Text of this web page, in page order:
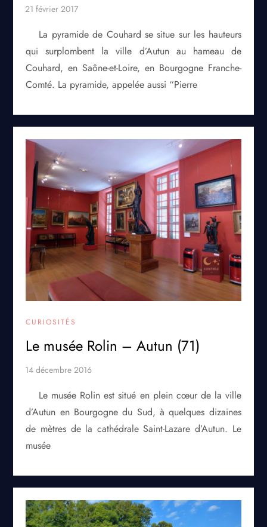
La pyramide de Couhard se situe sur les hauteurs
qui surplombent la ville d’Autun au hameau de
Couhard, en Saône-et-Loire, en Bourgogne Franche-
Comté. La pyramide, appelée aussi “Pierre
CURIOSITÉS
Le musée Rolin – Autun (71)
Le musée Rolin est situé en plein cœur de la ville
d’Autun en Bourgogne du Sud, à quelques dizaines
de mètres de la cathédrale Saint-Lazare d’Autun. Le
musée